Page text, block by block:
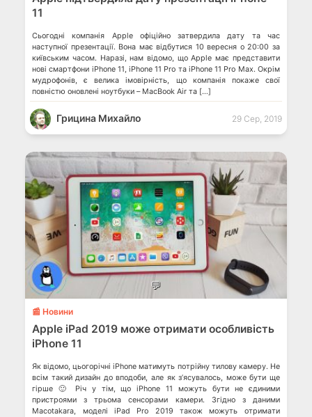
11
Сьогодні компанія Apple офіційно затвердила дату та час
наступної презентації. Вона має відбутися 10 вересня о 20:00 за
київським часом. Наразі, нам відомо, що Apple має представити
нові смартфони iPhone 11, iPhone 11 Pro та iPhone 11 Pro Max. Окрім
мудрофонів, є велика імовірність, що компанія покаже свої
повністю оновлені ноутбуки – MacBook Air та […]
Грицина Михайло 29 Сер, 2019
💬
📰 Новини
Apple iPad 2019 може отримати особливість
iPhone 11
Як відомо, цьогорічні iPhone матимуть потрійну тилову камеру. Не
всім такий дизайн до вподоби, але як з’ясувалось, може бути ще
гірше 🙂 Річ у тім, що iPhone 11 можуть бути не єдиними
пристроями з трьома сенсорами камери. Згідно з даними
Macotakara, моделі iPad Pro 2019 також можуть отримати